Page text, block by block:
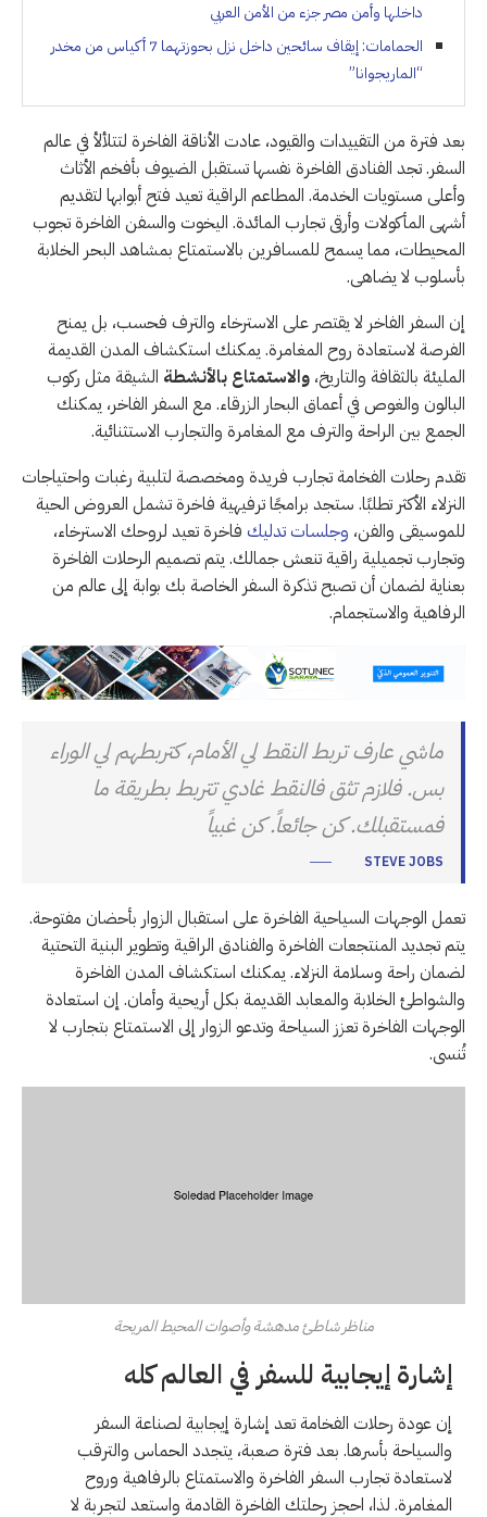
داخلها وأمن مصر جزء من الأمن العربي
الحمامات: إيقاف سائحين داخل نزل بحوزتهما 7 أكياس من مخدر
“الماريجوانا”
بعد فترة من التقييدات والقيود، عادت الأناقة الفاخرة لتتلألأ في عالم
السفر. تجد الفنادق الفاخرة نفسها تستقبل الضيوف بأفخم الأثاث
وأعلى مستويات الخدمة. المطاعم الراقية تعيد فتح أبوابها لتقديم
أشهى المأكولات وأرقى تجارب المائدة. اليخوت والسفن الفاخرة تجوب
المحيطات، مما يسمح للمسافرين بالاستمتاع بمشاهد البحر الخلابة
بأسلوب لا يضاهى.
إن السفر الفاخر لا يقتصر على الاسترخاء والترف فحسب، بل يمنح
الفرصة لاستعادة روح المغامرة. يمكنك استكشاف المدن القديمة
المليئة بالثقافة والتاريخ، والاستمتاع بالأنشطة الشيقة مثل ركوب
البالون والغوص في أعماق البحار الزرقاء. مع السفر الفاخر، يمكنك
الجمع بين الراحة والترف مع المغامرة والتجارب الاستثنائية.
تقدم رحلات الفخامة تجارب فريدة ومخصصة لتلبية رغبات واحتياجات
النزلاء الأكثر تطلبًا. ستجد برامجًا ترفيهية فاخرة تشمل العروض الحية
للموسيقى والفن، وجلسات تدليك فاخرة تعيد لروحك الاسترخاء،
وتجارب تجميلية راقية تنعش جمالك. يتم تصميم الرحلات الفاخرة
بعناية لضمان أن تصبح تذكرة السفر الخاصة بك بوابة إلى عالم من
الرفاهية والاستجمام.
ماشي عارف تربط النقط لي الأمام، كتربطهم لي الوراء
بس. فلازم تثق فالنقط غادي تتربط بطريقة ما
فمستقبلك. كن جائعاً. كن غبياً
STEVE JOBS
تعمل الوجهات السياحية الفاخرة على استقبال الزوار بأحضان مفتوحة.
يتم تجديد المنتجعات الفاخرة والفنادق الراقية وتطوير البنية التحتية
لضمان راحة وسلامة النزلاء. يمكنك استكشاف المدن الفاخرة
والشواطئ الخلابة والمعابد القديمة بكل أريحية وأمان. إن استعادة
الوجهات الفاخرة تعزز السياحة وتدعو الزوار إلى الاستمتاع بتجارب لا
تُنسى.
مناظر شاطئ مدهشة وأصوات المحيط المريحة
إشارة إيجابية للسفر في العالم كله
إن عودة رحلات الفخامة تعد إشارة إيجابية لصناعة السفر
والسياحة بأسرها. بعد فترة صعبة، يتجدد الحماس والترقب
لاستعادة تجارب السفر الفاخرة والاستمتاع بالرفاهية وروح
المغامرة. لذا، احجز رحلتك الفاخرة القادمة واستعد لتجربة لا